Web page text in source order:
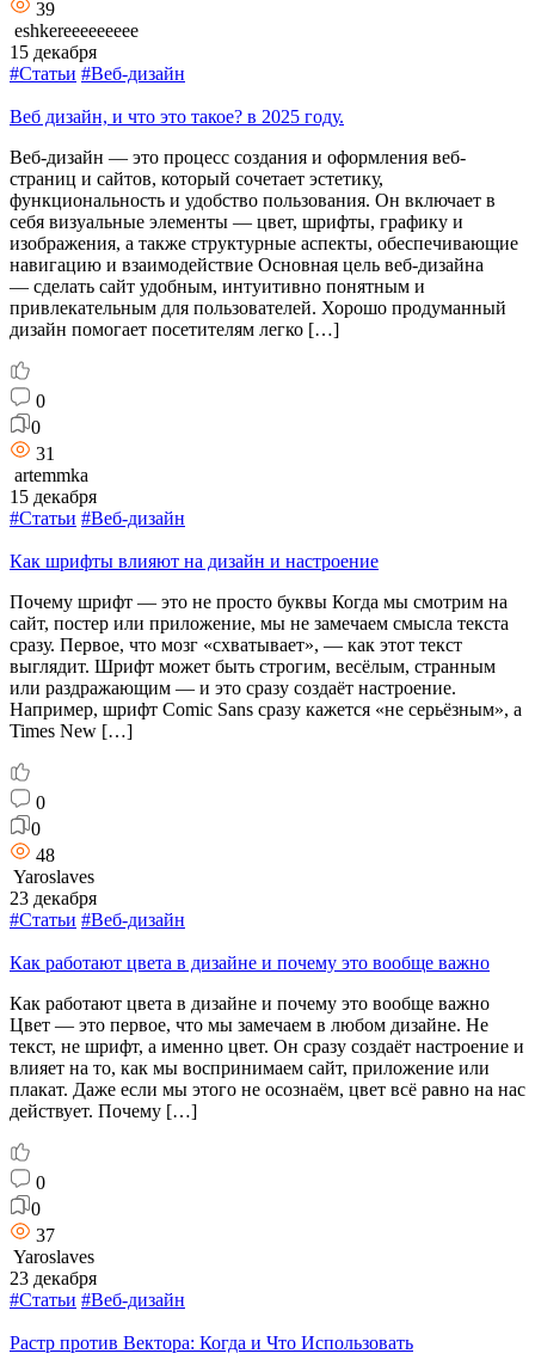
39
eshkereeeeeeeee
15 декабря
#Статьи #Веб-дизайн
Веб дизайн, и что это такое? в 2025 году.
Веб-дизайн — это процесс создания и оформления веб-
страниц и сайтов, который сочетает эстетику,
функциональность и удобство пользования. Он включает в
себя визуальные элементы — цвет, шрифты, графику и
изображения, а также структурные аспекты, обеспечивающие
навигацию и взаимодействие Основная цель веб-дизайна
— сделать сайт удобным, интуитивно понятным и
привлекательным для пользователей. Хорошо продуманный
дизайн помогает посетителям легко […]
0
0
31
artemmka
15 декабря
#Статьи #Веб-дизайн
Как шрифты влияют на дизайн и настроение
Почему шрифт — это не просто буквы Когда мы смотрим на
сайт, постер или приложение, мы не замечаем смысла текста
сразу. Первое, что мозг «схватывает», — как этот текст
выглядит. Шрифт может быть строгим, весёлым, странным
или раздражающим — и это сразу создаёт настроение.
Например, шрифт Comic Sans сразу кажется «не серьёзным», а
Times New […]
0
0
48
Yaroslaves
23 декабря
#Статьи #Веб-дизайн
Как работают цвета в дизайне и почему это вообще важно
Как работают цвета в дизайне и почему это вообще важно
Цвет — это первое, что мы замечаем в любом дизайне. Не
текст, не шрифт, а именно цвет. Он сразу создаёт настроение и
влияет на то, как мы воспринимаем сайт, приложение или
плакат. Даже если мы этого не осознаём, цвет всё равно на нас
действует. Почему […]
0
0
37
Yaroslaves
23 декабря
#Статьи #Веб-дизайн
Растр против Вектора: Когда и Что Использовать